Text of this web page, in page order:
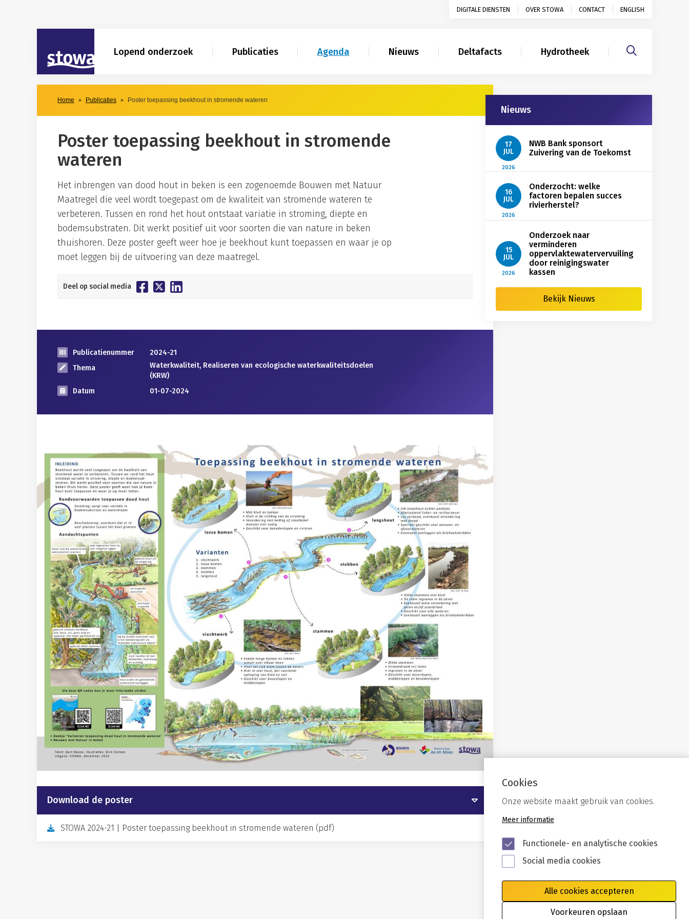
DIGITALE DIENSTEN OVER STOWA CONTACT ENGLISH
Lopend onderzoek Publicaties Agenda Nieuws Deltafacts Hydrotheek
Home Publicaties Poster toepassing beekhout in stromende wateren
Poster toepassing beekhout in stromende
wateren
Het inbrengen van dood hout in beken is een zogenoemde Bouwen met Natuur
Maatregel die veel wordt toegepast om de kwaliteit van stromende wateren te
verbeteren. Tussen en rond het hout ontstaat variatie in stroming, diepte en
bodemsubstraten. Dit werkt positief uit voor soorten die van nature in beken
thuishoren. Deze poster geeft weer hoe je beekhout kunt toepassen en waar je op
moet leggen bij de uitvoering van deze maatregel.
Deel op social media
Publicatienummer
2024-21
Thema
Waterkwaliteit, Realiseren van ecologische waterkwaliteitsdoelen
(KRW)
Datum
01-07-2024
Download de poster
STOWA 2024-21 | Poster toepassing beekhout in stromende wateren (pdf)
Gerelateerd
Nieuws
17
JUL
2026
NWB Bank sponsort
Zuivering van de Toekomst
16
JUL
2026
Onderzocht: welke
factoren bepalen succes
rivierherstel?
15
JUL
2026
Onderzoek naar
verminderen
oppervlaktewatervervuiling
door reinigingswater
kassen
Bekijk Nieuws
Cookies
Onze website maakt gebruik van cookies.
Meer informatie
Functionele- en analytische cookies
Social media cookies
Alle cookies accepteren
Voorkeuren opslaan